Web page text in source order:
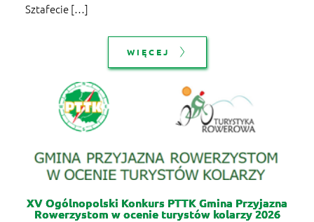
Sztafecie […]
WIĘCEJ
XV Ogólnopolski Konkurs PTTK Gmina Przyjazna
Rowerzystom w ocenie turystów kolarzy 2026